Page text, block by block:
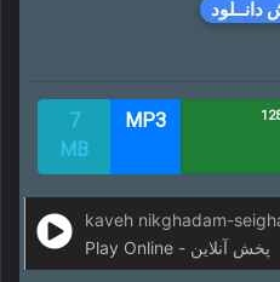
دانــلود
MP3
7
MB
kaveh nikghadam-
Play Online - پخش آنلاین